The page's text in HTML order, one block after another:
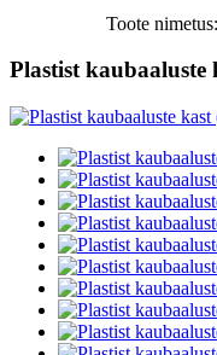
Toote
Plastist kaubaaluste